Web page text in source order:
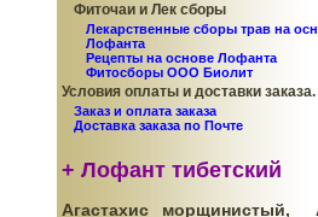
Фиточаи и Лек сборы
Лекарственные сборы трав на
Лофанта
Рецепты на основе Лофанта
Фитосборы ООО Биолит
Условия оплаты и доставки заказа.
Заказ и оплата заказа
Доставка заказа по Почте
+ Лофант тибетский
Агастахис морщинистый,